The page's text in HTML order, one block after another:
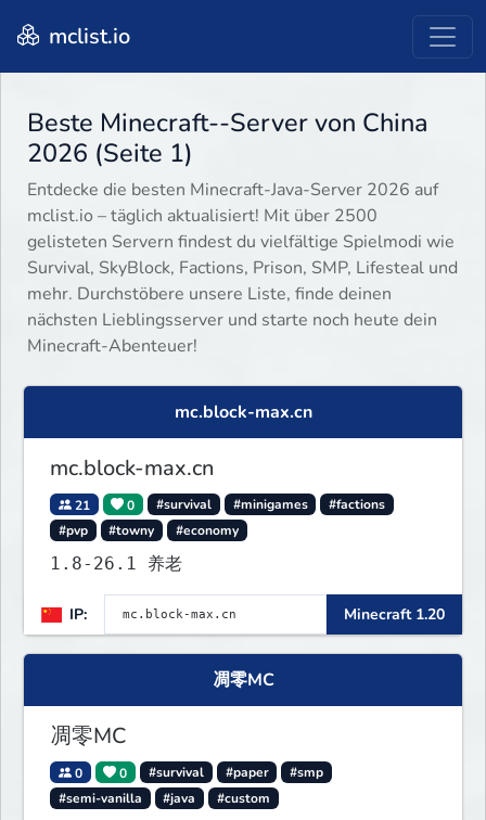
mclist.io
Beste Minecraft--Server von China
2026 (Seite 1)
Entdecke die besten Minecraft-Java-Server 2026 auf
mclist.io – täglich aktualisiert! Mit über 2500
gelisteten Servern findest du vielfältige Spielmodi wie
Survival, SkyBlock, Factions, Prison, SMP, Lifesteal und
mehr. Durchstöbere unsere Liste, finde deinen
nächsten Lieblingsserver und starte noch heute dein
Minecraft-Abenteuer!
mc.block-max.cn
mc.block-max.cn
21 0 #survival #minigames
#factions
#pvp
#towny #economy
1.8-26.1 养老
IP: Minecraft 1.20
凋零MC
凋零MC
0 0 #survival #paper
#smp
#semi-vanilla
#java #custom